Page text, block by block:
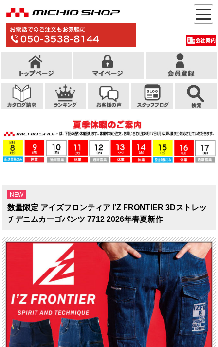
NEW
数量限定 アイズフロンティア I'Z FRONTIER 3Dストレッ
チデニムカーゴパンツ 7712 2026年春夏新作